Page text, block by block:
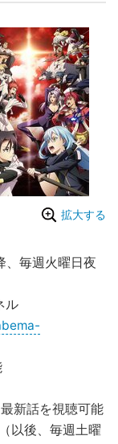
拡大する
、毎週火曜日夜
ル
新話を視聴可能
以後、毎週土曜